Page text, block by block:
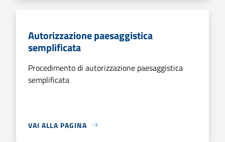
Autorizzazione paesaggistica
semplificata
Procedimento di autorizzazione paesaggistica
semplificata
VAI ALLA PAGINA